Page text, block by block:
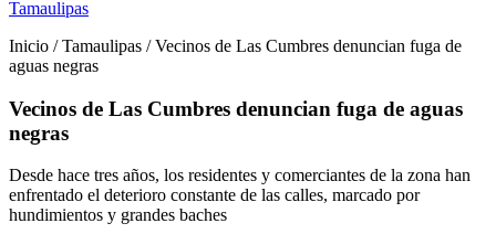
Tamaulipas
Inicio / Tamaulipas / Vecinos de Las Cumbres denuncian fuga de
aguas negras
Vecinos de Las Cumbres denuncian fuga de aguas
negras
Desde hace tres años, los residentes y comerciantes de la zona han
enfrentado el deterioro constante de las calles, marcado por
hundimientos y grandes baches